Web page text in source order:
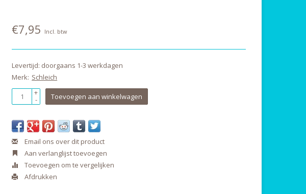
€7,95 Incl. btw
Levertijd: doorgaans 1-3 werkdagen
Merk: Schleich
+
- Toevoegen aan winkelwagen
Email ons over dit product
Aan verlanglijst toevoegen
Toevoegen om te vergelijken
Afdrukken